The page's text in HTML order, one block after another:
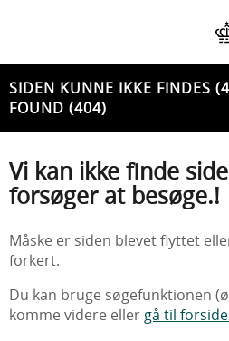
SIDEN KUNNE IKKE FINDES
FOUND (404)
Vi kan ikke finde
forsøger at besøge.!
Måske er siden blevet flyttet
forkert.
Du kan bruge søgefunktionen
komme videre eller gå til